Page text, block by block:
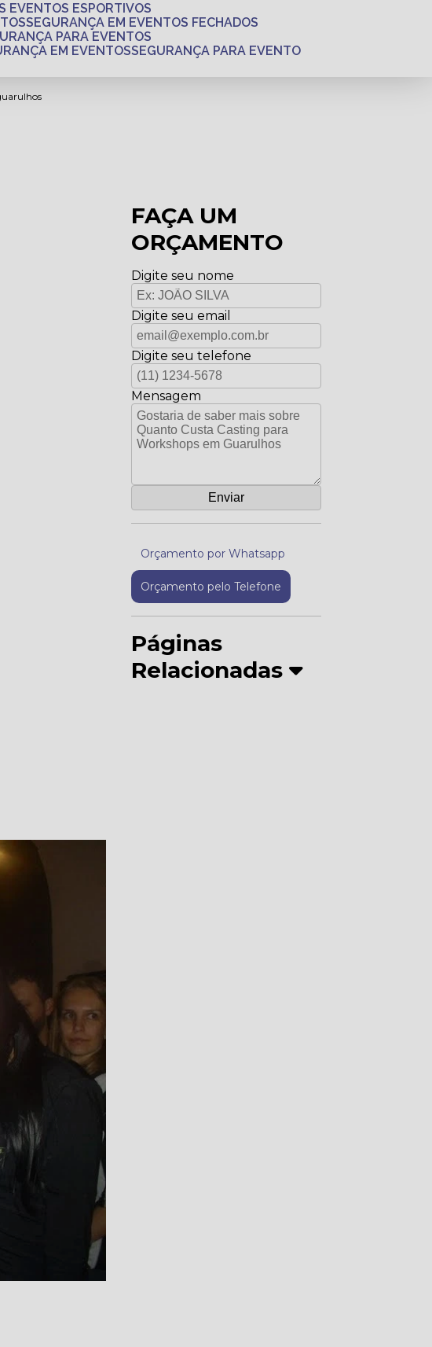
EVENTOS ESPORTIVOS
SEGURANÇA EM EVENTOS FECHADOS
PARA EVENTOS
EM EVENTOS SEGURANÇA PARA EVENTO
FAÇA UM
ORÇAMENTO
Digite seu nome
Digite seu email
Digite seu telefone
Mensagem
Orçamento por Whatsapp
Orçamento pelo Telefone
Páginas
Relacionadas